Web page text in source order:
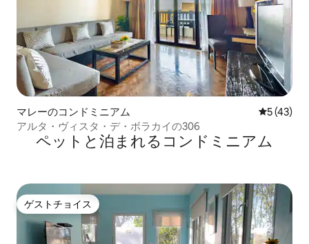
マレーのコンドミニアム レビュー
5 (43)
アルタ・ヴィスタ・デ・ボラカイの306
ペットと泊まれるコンドミニアム
ゲストチョイス
ゲストチョイス